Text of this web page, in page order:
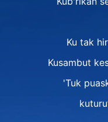
Ku tak
Kusambut
'Tuk